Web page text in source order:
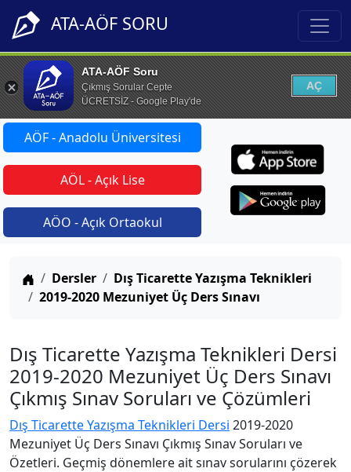
ATA-AÖF SORU
ATA-AÖF Soru
Çıkmış Sorular Cepte
ÜCRETSİZ - Google Play'de
AÇ
AÖF - Anadolu Üniversitesi
AÖL - Açık Lise
AÖO - Açık Ortaokul
Anasayfa
Dersler
Dış Ticarette Yazışma Teknikleri
2019-2020 Mezuniyet Üç Ders Sınavı
Dış Ticarette Yazışma Teknikleri Dersi
2019-2020 Mezuniyet Üç Ders Sınavı
Çıkmış Sınav Soruları ve Çözümleri
Dış Ticarette Yazışma Teknikleri Dersi 2019-2020
Mezuniyet Üç Ders Sınavı Çıkmış Sınav Soruları ve
Özetleri. Geçmiş dönemlere ait sınav sorularını çözerek